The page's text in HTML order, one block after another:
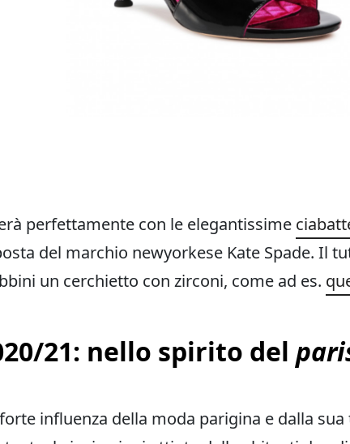
perfettamente con le elegantissime
del marchio newyorkese Kate Spade. Il
un cerchietto con zirconi, come ad es.
21: nello spirito del
influenza della moda parigina e dalla sua